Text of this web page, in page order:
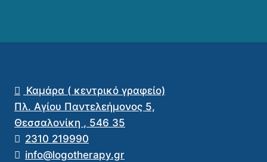
Καμάρα ( κεντρικό γραφείο)
Πλ. Αγίου Παντελεήμονος 5,
Θεσσαλονίκη , 546 35
2310 219990
info@logotherapy.gr